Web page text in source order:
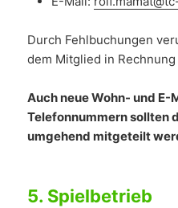
Durch Fehlbuchungen
dem Mitglied in
Auch neue Wohn- und
Telefonnummern sollten
umgehend mitgeteilt
5. Spielbetrieb